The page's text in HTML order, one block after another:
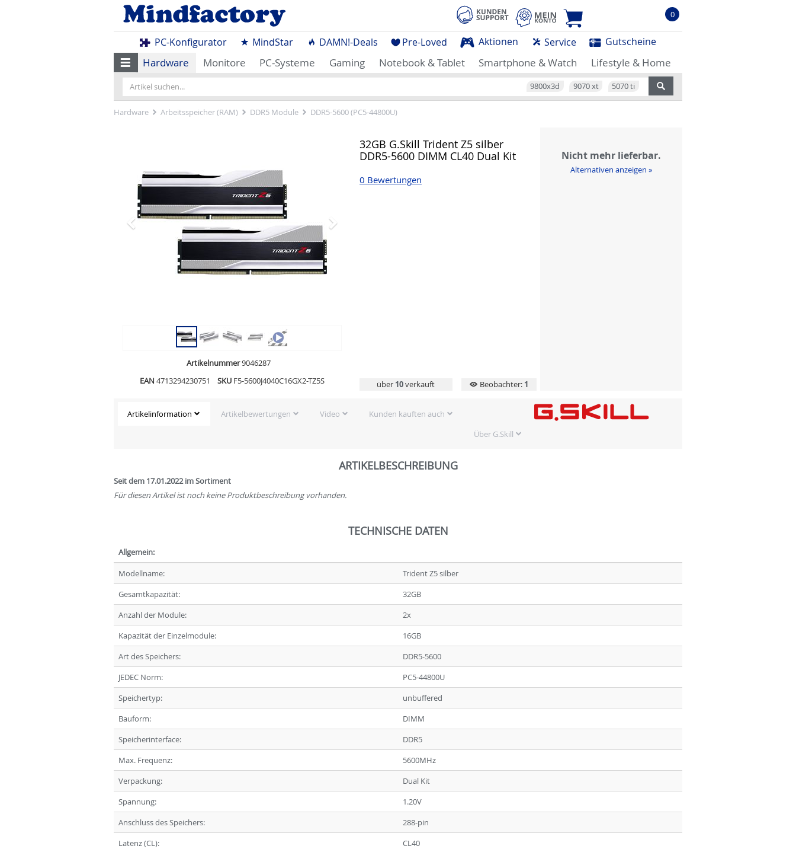
0
PC-Konfigurator MindStar DAMN!-Deals Pre-Loved Aktionen Service Gutscheine
Hardware Monitore PC-Systeme Gaming Notebook & Tablet Smartphone & Watch Lifestyle & Home
9800x3d 9070 xt 5070 ti
Hardware Arbeitsspeicher (RAM) DDR5 Module DDR5-5600 (PC5-44800U)
Artikelnummer9046287
EAN 4713294230751 SKU F5-5600J4040C16GX2-TZ5S
32GB G.Skill Trident Z5 silber
DDR5-5600 DIMM CL40 Dual Kit
0 Bewertungen
über 10verkauft Beobachter: 1
Nicht mehr lieferbar.
Alternativen anzeigen »
Artikelinformation Artikelbewertungen Video
Kunden kauften auch
Über G.Skill
ARTIKELBESCHREIBUNG
Seit dem 17.01.2022 im Sortiment
Für diesen Artikel ist noch keine Produktbeschreibung vorhanden.
TECHNISCHE DATEN
Allgemein:
Modellname:
Trident Z5 silber
Gesamtkapazität:
32GB
Anzahl der Module:
2x
Kapazität der Einzelmodule:
16GB
Art des Speichers:
DDR5-5600
JEDEC Norm:
PC5-44800U
Speichertyp:
unbuffered
Bauform:
DIMM
Speicherinterface:
DDR5
Max. Frequenz:
5600MHz
Verpackung:
Dual Kit
Spannung:
1.20V
Anschluss des Speichers:
288-pin
Latenz (CL):
CL40